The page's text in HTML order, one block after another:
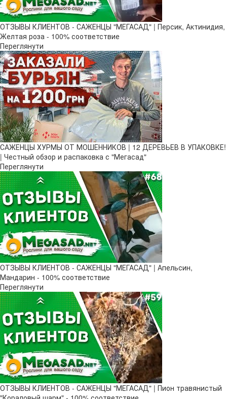
ОТЗЫВЫ КЛИЕНТОВ - САЖЕНЦЫ "МЕГАСАД" | Персик, Актинидия,
Желтая роза - 100% соответствие
Переглянути
САЖЕНЦЫ ХУРМЫ ОТ МОШЕННИКОВ | 12 ДЕРЕВЬЕВ В УПАКОВКЕ!
| Честный обзор и распаковка с "Мегасад"
Переглянути
ОТЗЫВЫ КЛИЕНТОВ - САЖЕНЦЫ "МЕГАСАД" | Апельсин,
Мандарин - 100% соответствие
Переглянути
ОТЗЫВЫ КЛИЕНТОВ - САЖЕНЦЫ "МЕГАСАД" | Пион травянистый